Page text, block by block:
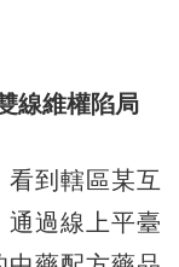
線維權陷局
到轄區某互
通過線上平臺